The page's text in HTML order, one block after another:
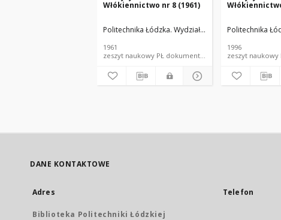
Włókiennictwo nr 8 (1961)
Politechnika Łódzka. Wydział Włókienniczy.
1961
zeszyt naukowy PŁ dokument piśmienniczy
Politechnika
1996
DANE KONTAKTOWE
Adres
Biblioteka Politechniki Łódzkiej
Telefon